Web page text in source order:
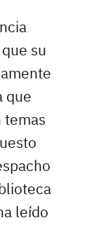
su
que
temas
leído